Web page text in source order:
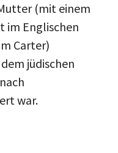
(mit einem
im Englischen
Carter)
jüdischen
war.